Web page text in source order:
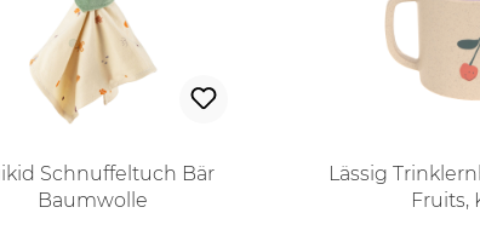
Schnuffeltuch Bär
Baumwolle
Lässig
Fruits,